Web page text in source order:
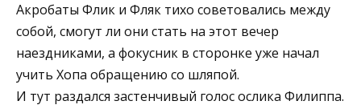
Акробаты Флик и Фляк тихо советовались между
собой, смогут ли они стать на этот вечер
наездниками, а фокусник в сторонке уже начал
учить Хопа обращению со шляпой.
И тут раздался застенчивый голос ослика Филиппа.